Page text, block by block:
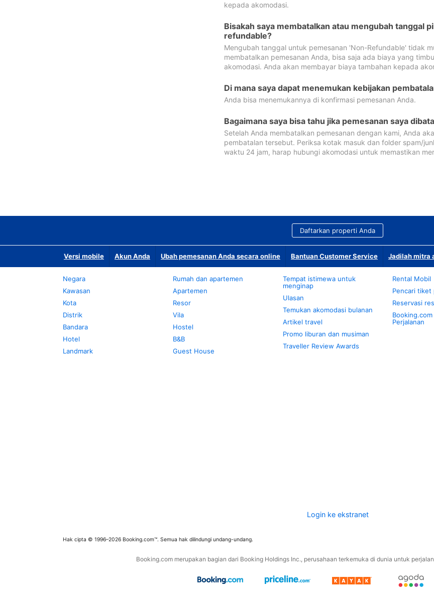
kepada akomodasi.
Bisakah saya membatalkan atau mengubah tanggal
refundable?
Mengubah tanggal untuk pemesanan 'Non-Refundable' tidak
membatalkan pemesanan Anda, bisa saja ada biaya yang
akomodasi. Anda akan membayar biaya tambahan kepada
Di mana saya dapat menemukan kebijakan
Anda bisa menemukannya di konfirmasi pemesanan Anda.
Bagaimana saya bisa tahu jika pemesanan saya
Setelah Anda membatalkan pemesanan dengan kami, Anda
pembatalan tersebut. Periksa kotak masuk dan folder spam/
waktu 24 jam, harap hubungi akomodasi untuk memastikan
Daftarkan properti Anda
Versi mobile Akun Anda Ubah pemesanan Anda secara online Bantuan Customer Service Jadilah mitra
Negara
Kawasan
Kota
Distrik
Bandara
Hotel
Landmark
Rumah dan apartemen
Apartemen
Resor
Vila
Hostel
B&B
Guest House
Tempat istimewa untuk
menginap
Ulasan
Temukan akomodasi bulanan
Artikel travel
Promo liburan dan musiman
Traveller Review Awards
Rental Mobil
Pencari tiket
Reservasi
Perjalanan
Login ke ekstranet
Hak cipta © 1996–2026 Booking.com™. Semua hak dilindungi undang-undang.
Booking.com merupakan bagian dari Booking Holdings Inc., perusahaan terkemuka di dunia untuk